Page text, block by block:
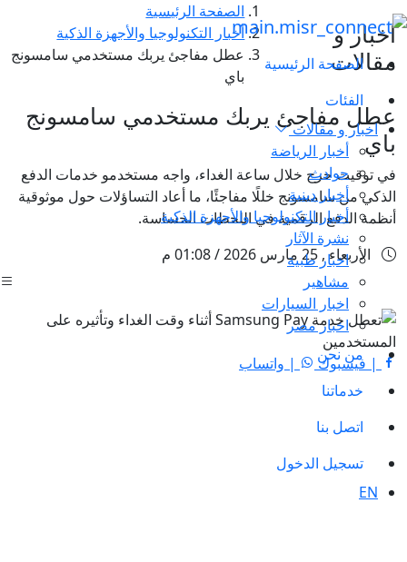
الصفحة الرئيسية
الفئات
اخبار و مقالات
أخبار الرياضة
حوادث
أخبار دينية
أخبار التكنولوجيا والأجهزة الذكية
نشرة الآثار
اخبار طبية
مشاهير
اخبار السيارات
اخبار مصر
من نحن
خدماتنا
اتصل بنا
تسجيل الدخول
EN
اخبار و
مقالات
الصفحة الرئيسية
أخبار التكنولوجيا والأجهزة الذكية
عطل مفاجئ يربك مستخدمي سامسونج
باي
عطل مفاجئ يربك مستخدمي سامسونج
باي
في توقيت حرج خلال ساعة الغداء، واجه مستخدمو خدمات الدفع
الذكي من سامسونج خللًا مفاجئًا، ما أعاد التساؤلات حول موثوقية
أنظمة الدفع الرقمية في اللحظات الحساسة.
الأربعاء , 25 مارس 2026 / 01:08 م
| فيسبوك | واتساب